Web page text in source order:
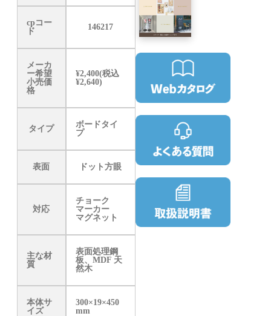
cpコー
ド
146217
メーカ
ー希望
小売価
格
¥2,400(税込
¥2,640)
タイプ
ボードタイ
プ
表面 ドット方眼
対応
チョーク
マーカー
マグネット
主な材
質
表面処理鋼
板、MDF 天
然木
本体サ
イズ
300×19×450
mm